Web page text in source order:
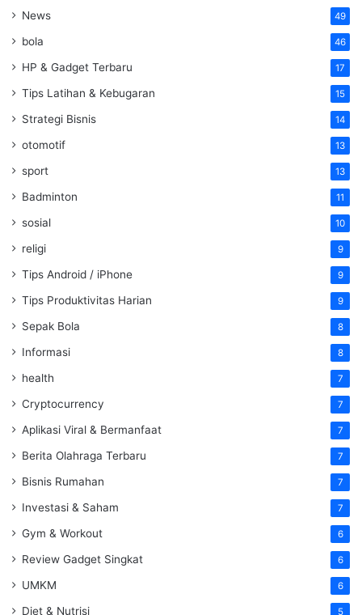
News 49
bola 46
HP & Gadget Terbaru 17
Tips Latihan & Kebugaran 15
Strategi Bisnis 14
otomotif 13
sport 13
Badminton 11
sosial 10
religi 9
Tips Android / iPhone 9
Tips Produktivitas Harian 9
Sepak Bola 8
Informasi 8
health 7
Cryptocurrency 7
Aplikasi Viral & Bermanfaat 7
Berita Olahraga Terbaru 7
Bisnis Rumahan 7
Investasi & Saham 7
Gym & Workout 6
Review Gadget Singkat 6
UMKM 6
Diet & Nutrisi 5